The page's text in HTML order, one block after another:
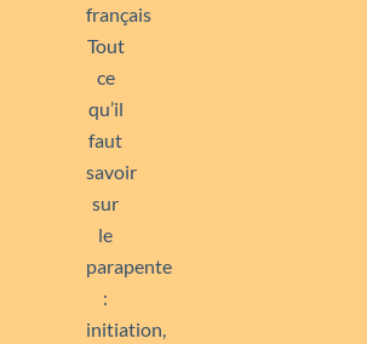
français
Tout
ce
qu’il
faut
savoir
sur
le
parapente
:
initiation,